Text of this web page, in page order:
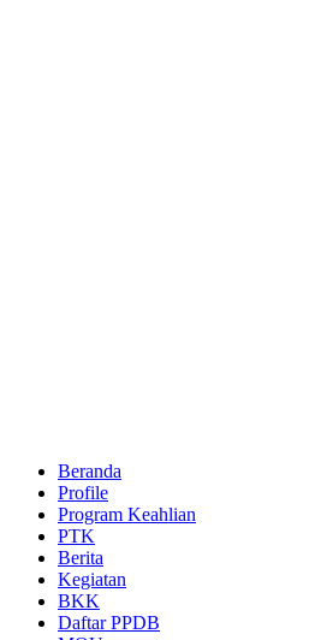
Beranda
Profile
Program Keahlian
PTK
Berita
Kegiatan
BKK
Daftar PPDB